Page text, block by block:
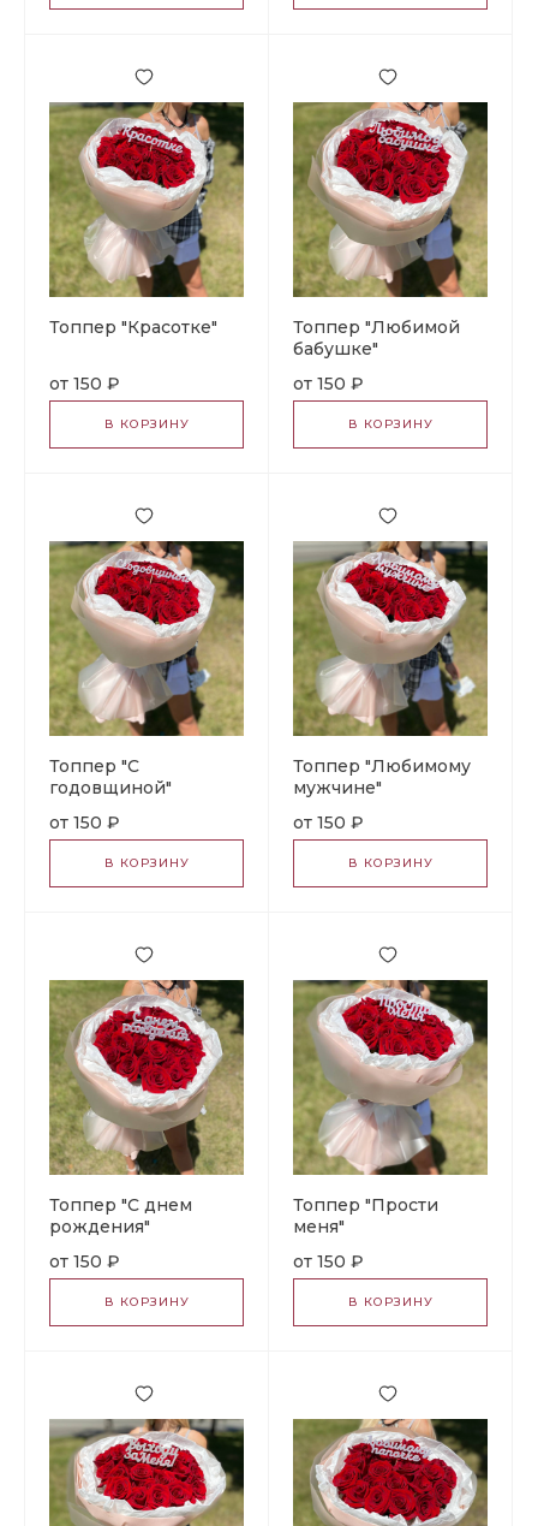
Топпер "Красотке"
150 ₽
В КОРЗИНУ
Топпер "Любимой
бабушке"
150 ₽
В КОРЗИНУ
Топпер "С
годовщиной"
150 ₽
В КОРЗИНУ
Топпер "Любимому
мужчине"
150 ₽
В КОРЗИНУ
Топпер "С днем
рождения"
150 ₽
В КОРЗИНУ
Топпер "Прости
меня"
150 ₽
В КОРЗИНУ